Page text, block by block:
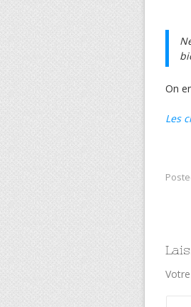
On
Les